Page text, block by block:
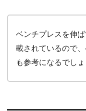
ベンチプレスを伸
載されているので
も参考になるでしょ